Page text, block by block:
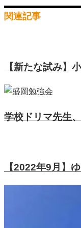
関連記事
【新たな試み】
学校ドリマ先生
【2022年9月】